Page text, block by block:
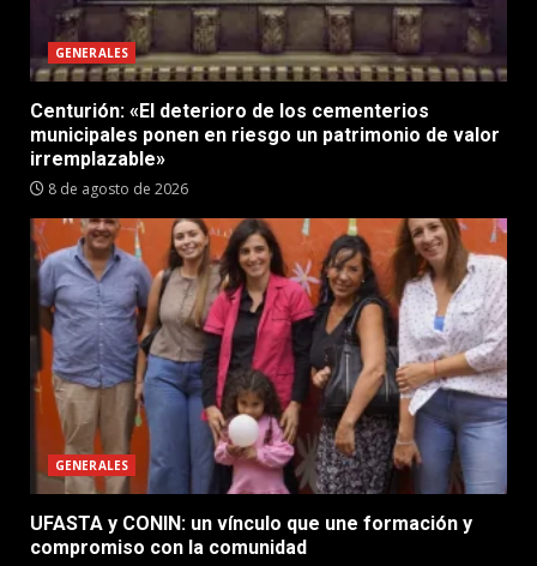
GENERALES
Centurión: «El deterioro de los cementerios
municipales ponen en riesgo un patrimonio de valor
irremplazable»
8 de agosto de 2026
GENERALES
UFASTA y CONIN: un vínculo que une formación y
compromiso con la comunidad